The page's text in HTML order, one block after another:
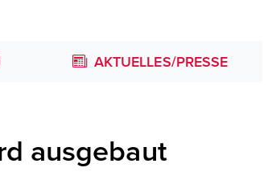
AKTUELLES/PRESSE
ausgebaut